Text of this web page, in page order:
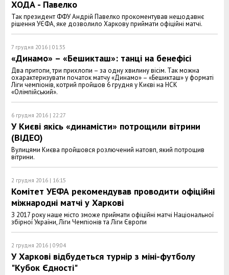
ХОДА - Павелко
Так президент ФФУ Андрій Павелко прокоментував нещодавнє
рішення УЄФА, яке дозволило Харкову приймати офіційні матчі.
7 грудня 2016 | 01:35
«Динамо» – «Бешикташ»: танці на бенефісі
Два притопи, три прихлопи – за одну хвилину вісім. Так можна
охарактеризувати початок матчу «Динамо» – «Бешикташ» у форматі
Ліги чемпіонів, котрий пройшов 6 грудня у Києві на НСК
«Олімпійський».
6 грудня 2016 | 22:27
У Києві якісь «динамісти» потрощили вітрини
(ВІДЕО)
Вулицями Києва пройшовся розлючений натовп, який потрощив
вітрини.
2 грудня 2016 | 16:15
Комітет УЕФА рекомендував проводити офіційні
міжнародні матчі у Харкові
З 2017 року наше місто зможе приймати офіційні матчі Національної
збірної України, Ліги Чемпіонів та Ліги Європи
2 грудня 2016 | 09:04
У Харкові відбудеться турнір з міні-футболу
"Кубок Єдності"